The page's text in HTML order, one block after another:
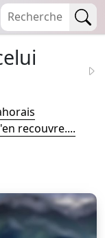
recouvre....